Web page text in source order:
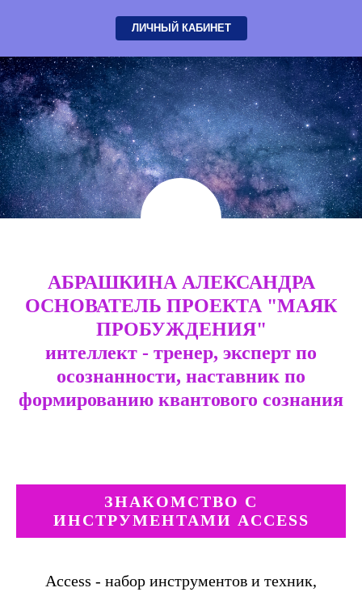
ЛИЧНЫЙ КАБИНЕТ
АБРАШКИНА АЛЕКСАНДРА
ОСНОВАТЕЛЬ ПРОЕКТА "МАЯК
ПРОБУЖДЕНИЯ"
интеллект - тренер, эксперт по
осознанности, наставник по
формированию квантового сознания
ЗНАКОМСТВО С
ИНСТРУМЕНТАМИ ACCESS
Access - набор инструментов и техник,